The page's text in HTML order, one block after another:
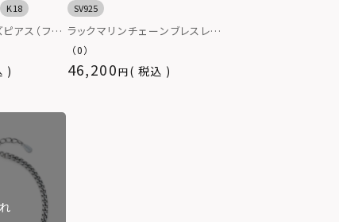
K18
アス（フラ
）/シルバ
SV925
ラックマリンチェーンブレスレッ
ト/シルバー925
46,200 税込
（0）